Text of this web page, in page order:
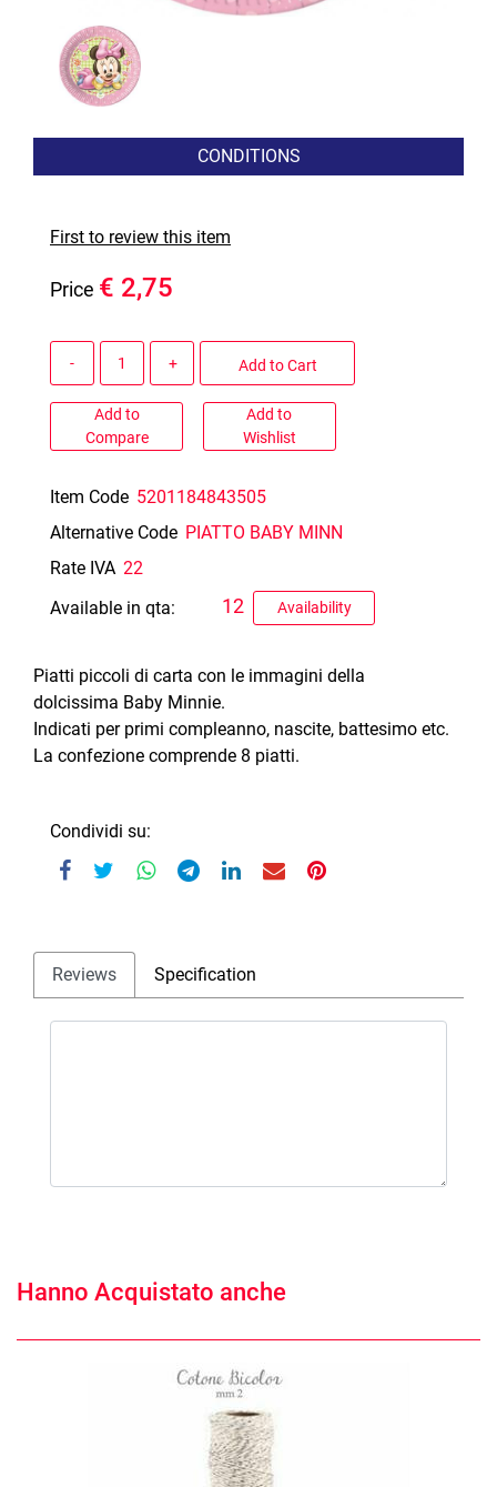
CONDITIONS
First to review this item
Price € 2,75
Add to Cart
Add to
Compare
Add to
Wishlist
Item Code 5201184843505
Alternative Code PIATTO BABY MINN
Rate IVA 22
Available in qta:
Availability
12
Piatti piccoli di carta con le immagini della
dolcissima Baby Minnie.
Indicati per primi compleanno, nascite, battesimo etc.
La confezione comprende 8 piatti.
Condividi su:
Reviews Specification
Hanno Acquistato anche